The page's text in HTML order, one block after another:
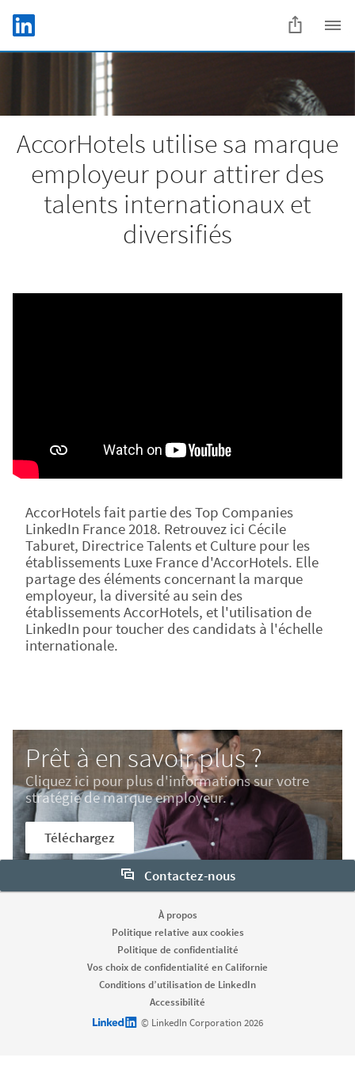
Skip to main content
LinkedIn Logo
AccorHotels utilise sa marque
employeur pour attirer des
talents internationaux et
diversifiés
AccorHotels fait partie des Top Companies
LinkedIn France 2018. Retrouvez ici Cécile
Taburet, Directrice Talents et Culture pour les
établissements Luxe France d'AccorHotels. Elle
partage des éléments concernant la marque
employeur, la diversité au sein des
établissements AccorHotels, et l'utilisation de
LinkedIn pour toucher des candidats à l'échelle
internationale.
Prêt à en savoir plus ?
Cliquez ici pour plus d'informations sur votre
stratégie de marque employeur.
Téléchargez
Contactez-nous
À propos
Politique relative aux cookies
Politique de confidentialité
Vos choix de confidentialité en Californie
Conditions d’utilisation de LinkedIn
Accessibilité
LinkedIn logo© LinkedIn Corporation 2026